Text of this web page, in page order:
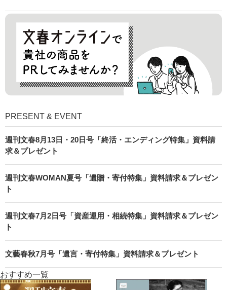
PRESENT & EVENT
週刊文春8月13日・20日号「終活・エンディング特集」資料請
求＆プレゼント
週刊文春WOMAN夏号「遺贈・寄付特集」資料請求＆プレゼン
ト
週刊文春7月2日号「資産運用・相続特集」資料請求＆プレゼン
ト
文藝春秋7月号「遺言・寄付特集」資料請求＆プレゼント
おすすめ一覧